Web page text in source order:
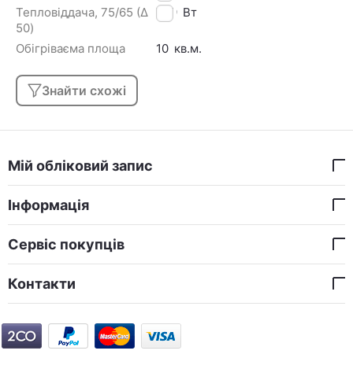
Тепловіддача, 75/65 (Δ
50)
779 Вт
Обігріваєма площа 10 кв.м.
Знайти схожі
Мій обліковий запис
Інформація
Сервіс покупців
Контакти